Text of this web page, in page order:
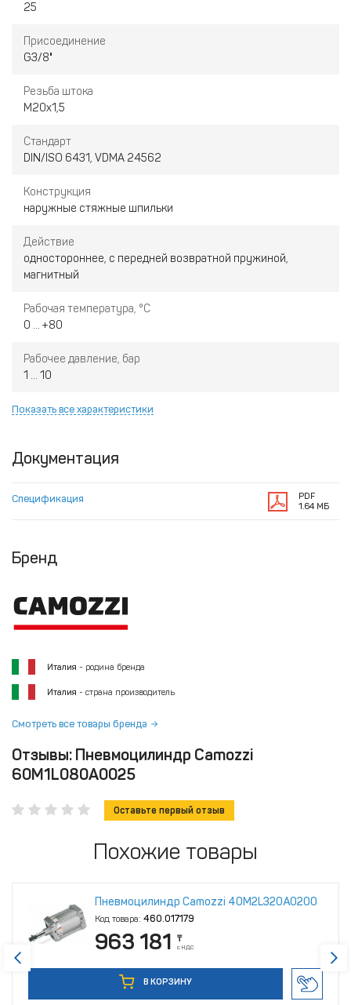
25
Присоединение
G3/8"
Резьба штока
M20x1,5
Стандарт
DIN/ISO 6431, VDMA 24562
Конструкция
наружные стяжные шпильки
Действие
одностороннее, с передней возвратной пружиной,
магнитный
Рабочая температура, °С
0 ... +80
Рабочее давление, бар
1 ... 10
Показать все характеристики
Документация
Спецификация
PDF
1.64 МБ
Бренд
Италия - родина бренда
Италия - страна производитель
Смотреть все товары бренда
Отзывы: Пневмоцилиндр Camozzi
60M1L080A0025
Оставьте первый отзыв
Похожие товары
Пневмоцилиндр Camozzi 40M2L320A0200
Код товара: 460.017179
963 181 ₸
с НДС
В КОРЗИНУ